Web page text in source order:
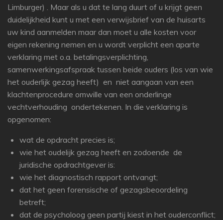
Limburger) . Maar als u dat te lang duurt of u krijgt geen
duidelijkheid kunt u met een verwijsbrief van de huisarts
uw kind aanmelden maar dan moet u alle kosten voor
eigen rekening nemen en u wordt verplicht een aparte
verklaring met o.a. betalingsverplichting,
samenwerkingsafspraak tussen beide ouders (los van wie
het ouderlijk gezag heeft) en niet aangaan van een
klachtenprocedure omwille van een onderlinge
vechtverhouding ondertekenen. In die verklaring is
opgenomen:
wat de opdracht precies is;
wie het oudelijk gezag heeft en zodoende de
juridische opdrachtgever is:
wie het diagnostisch rapport ontvangt;
dat het geen forensische of gezagsbeoordeling
betreft;
dat de psycholoog geen partij kiest in het ouderconflict;